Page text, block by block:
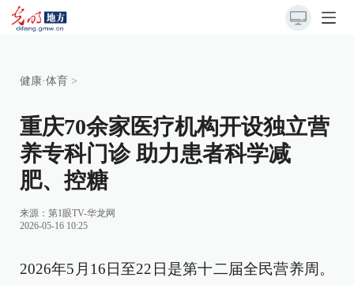
健康·体育 >
重庆70余家医疗机构开设独立营
养专科门诊 助力患者科学减
肥、控糖
来源： 第1眼TV-华龙网
2026-05-16 10:25
2026年5月16日至22日是第十二届全民营养周。